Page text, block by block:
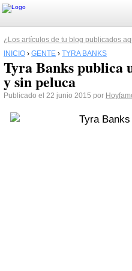
¿Los artículos de tu blog publicados
INICIO › GENTE › TYRA BANKS
Tyra Banks publica
y sin peluca
Publicado el 22 junio 2015 por